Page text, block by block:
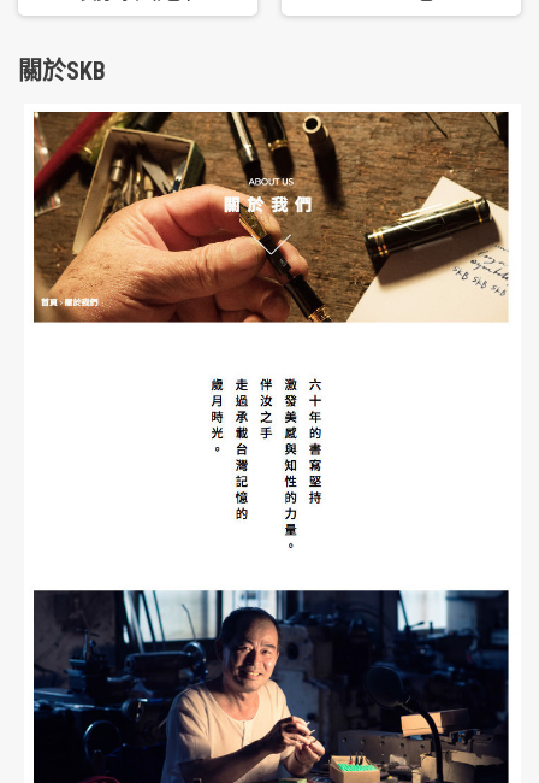
關於SKB